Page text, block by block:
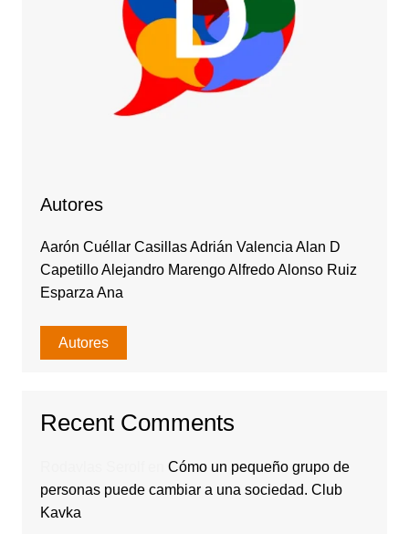
Autores
Aarón Cuéllar Casillas Adrián Valencia Alan D
Capetillo Alejandro Marengo Alfredo Alonso Ruiz
Esparza Ana
Autores
Recent Comments
Cómo un pequeño grupo de
personas puede cambiar a una sociedad. Club
Kavka